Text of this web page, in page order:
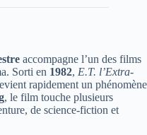
accompagne l’un des films
Sorti en 1982, E.T. l’Extra-
rapidement un phénomène
, le film touche plusieurs
de science-fiction et